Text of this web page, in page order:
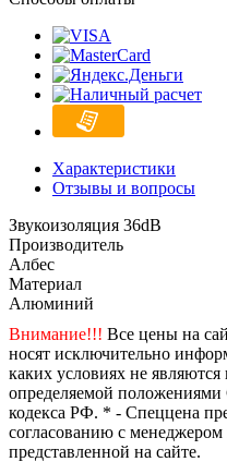
Характеристики
Отзывы и вопросы
Звукоизоляция 36dB
Производитель
Албес
Материал
Алюминий
Внимание!!! Все цены на
носят исключительно
каких условиях не
определяемой положениями
кодекса РФ. * - Спеццена
согласованию с менеджером
представленной на сайте.